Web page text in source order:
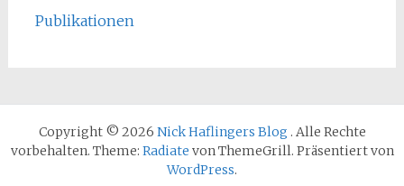
Publikationen
Copyright © 2026 Nick Haflingers Blog . Alle Rechte
vorbehalten. Theme: Radiate von ThemeGrill. Präsentiert von
WordPress.